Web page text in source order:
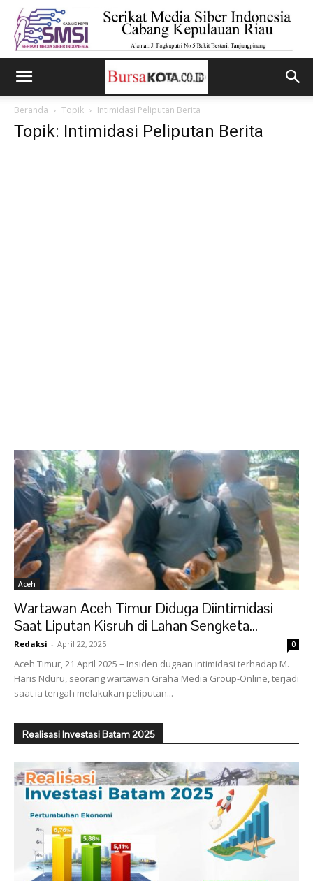
Beranda Topik Intimidasi Peliputan Berita
Topik: Intimidasi Peliputan Berita
Aceh
Wartawan Aceh Timur Diduga Diintimidasi
Saat Liputan Kisruh di Lahan Sengketa...
Redaksi - April 22, 2025 0
Aceh Timur, 21 April 2025 – Insiden dugaan intimidasi terhadap M.
Haris Nduru, seorang wartawan Graha Media Group-Online, terjadi
saat ia tengah melakukan peliputan...
Realisasi Investasi Batam 2025